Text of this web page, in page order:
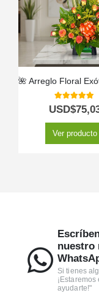
5.00 out of
USD$
Ver producto
nuestro
Si tienes
ayudarte!"